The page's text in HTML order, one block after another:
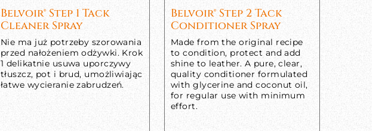
Belvoir® Step 1 Tack
Cleaner Spray
Nie ma już potrzeby szorowania
przed nałożeniem odżywki. Krok
1 delikatnie usuwa uporczywy
tłuszcz, pot i brud, umożliwiając
łatwe wycieranie zabrudzeń.
Belvoir® Step 2 Tack
Conditioner Spray
Made from the original recipe
to condition, protect and add
shine to leather. A pure, clear,
quality conditioner formulated
with glycerine and coconut oil,
for regular use with minimum
effort.